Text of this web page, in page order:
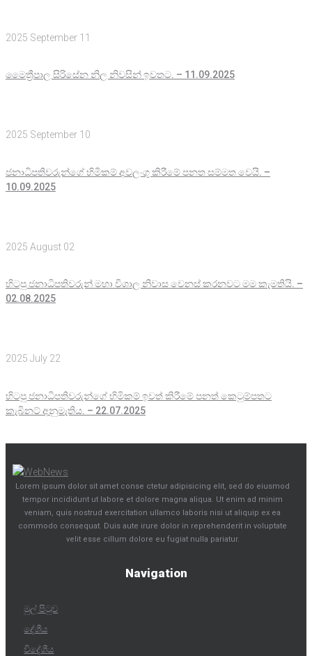
2025 September 11
මෛත්‍රීපාල සිරිසේන නිල නිවසින් ඉවතට. – 11.09.2025
2025 September 10
ජනාධිපතිවරුන්ගේ හිමිකම් අවලංගු කිරීමේ පනත සම්මත වෙයි. –
10.09.2025
2025 August 02
හිටපු ජනාධිපතිවරුන් මහා විශාල නිවාස වෙනස් කරනවට මම කැමතියි. –
02.08.2025
2025 July 22
හිටපු ජනාධිපතිවරුන්ගේ හිමිකම් ඉවත් කිරීමේ පනත් කෙටුම්පතට
කැබිනට් අනුමැතිය. – 22.07.2025
Lorem ipsum dolor sit amet conse ctetur adipisicing elit, sed do eiusmod
tempor incididunt ut labore et dolore magna aliqua. Ut enim ad minim
veniam, quis nostrud exercitation ullamco laboris nisi ut aliquip ex ea
commodo consequat. Duis aute irure dolor in reprehenderit in voluptate
velit esse cillum dolore eu fugiat nulla pariatur.
Navigation
මුල් පිටුව
දේශීය
විදේශීය